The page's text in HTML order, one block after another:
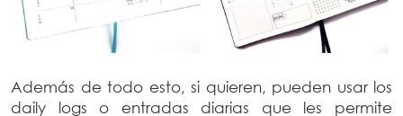
Además de todo esto, si quieren, pueden usar los
daily logs o entradas diarias que les permite